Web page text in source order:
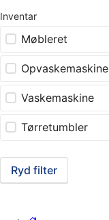
Inventar
Møbleret
Opvaskemaskine
Vaskemaskine
Tørretumbler
Ryd filter